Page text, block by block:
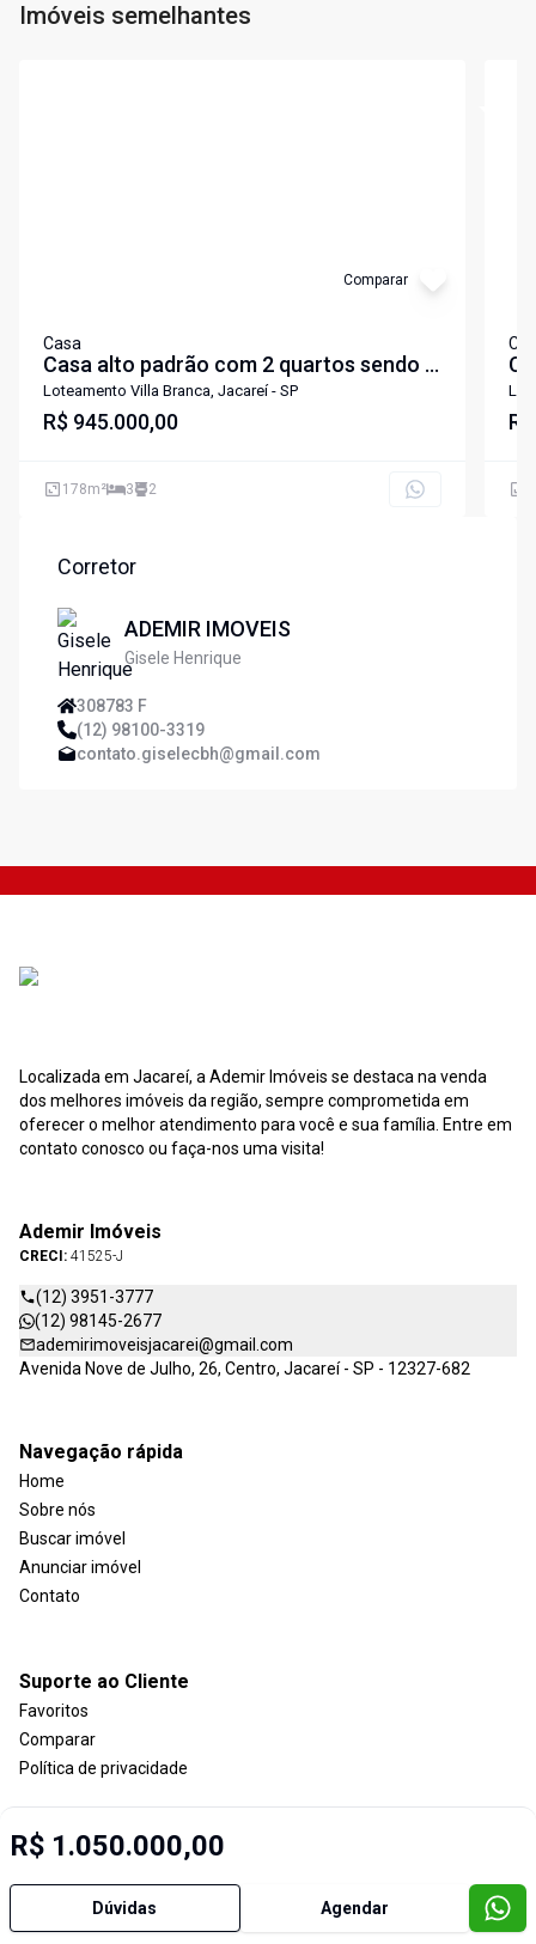
Imóveis semelhantes
Comparar
Casa
Casa alto padrão com 2 quartos sendo 1
suite à venda no Vila Branca - Jacareí-
SP
Loteamento Villa Branca, Jacareí - SP
R$ 945.000,00
178m² 3 2
Corretor
ADEMIR IMOVEIS
Gisele Henrique
308783 F
(12) 98100-3319
contato.giselecbh@gmail.com
R$ 1.050.000,00
Dúvidas Agendar
Localizada em Jacareí, a Ademir Imóveis se destaca na venda
dos melhores imóveis da região, sempre comprometida em
oferecer o melhor atendimento para você e sua família. Entre em
contato conosco ou faça-nos uma visita!
Ademir Imóveis
CRECI: 41525-J
(12) 3951-3777
(12) 98145-2677
ademirimoveisjacarei@gmail.com
Avenida Nove de Julho, 26, Centro, Jacareí - SP - 12327-682
Navegação rápida
Home
Sobre nós
Buscar imóvel
Anunciar imóvel
Contato
Suporte ao Cliente
Favoritos
Comparar
Política de privacidade
Imobiliária Certificada:
Selo de Tecnologia Loft